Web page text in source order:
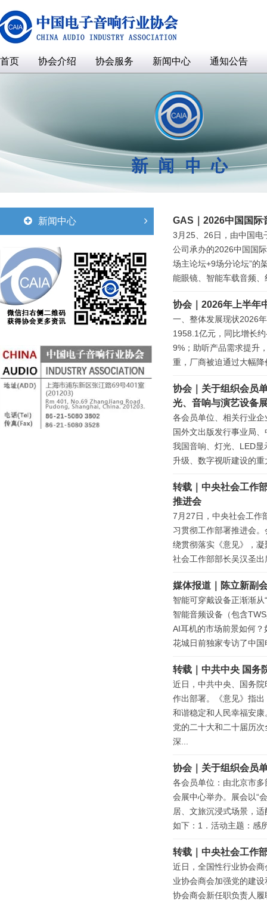
首页 协会介绍 协会服务 新闻中心 通知公告
新闻中心 GAS｜2026中国国际
3月25、26日，由中国电
公司承办的2026中国国
场主论坛+9场分论坛”的
能眼镜、智能车载音频
协会｜2026年上半年
一、整体发展现状2026
1958.1亿元，同比增长
9%；助听产品需求提升
重，厂商被迫通过大幅
协会｜关于组织会员
光、音响与演艺设备
各会员单位、相关行业
国外文出版发行事业局
我国音响、灯光、LED
升级、数字视听建设的
转载｜中央社会工作
推进会
7月27日，中央社会工作
习贯彻工作部署推进会
绕贯彻落实《意见》，
社会工作部部长吴汉圣
媒体报道｜陈立新副
智能可穿戴设备正渐渐
智能音频设备（包含
AI耳机的市场前景如何
花城日前独家专访了中
转载｜中共中央 国务
近日，中共中央、国务
作出部署。《意见》指
和谐稳定和人民幸福安
党的二十大和二十届历
深...
协会｜关于组织会员
各会员单位：由北京市
会展中心举办。展会以“
居、文旅沉浸式场景，
如下：1．活动主题：感
转载｜中央社会工作
近日，全国性行业协会
业协会商会加强党的建
协会商会新任职负责人